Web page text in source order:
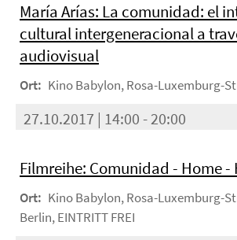
María Arías: La comunidad: el
cultural intergeneracional a
audiovisual
Ort: Kino Babylon, Rosa-Luxemburg-
27.10.2017 | 14:00 - 20:00
Filmreihe: Comunidad - Home -
Ort: Kino Babylon, Rosa-Luxemburg-
Berlin, EINTRITT FREI